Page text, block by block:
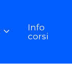

Info
corsi